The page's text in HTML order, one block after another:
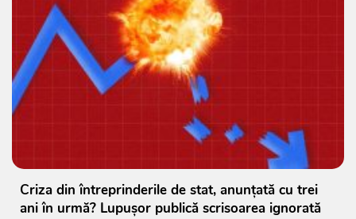
Criza din întreprinderile de stat, anunțată cu trei
ani în urmă? Lupușor publică scrisoarea ignorată